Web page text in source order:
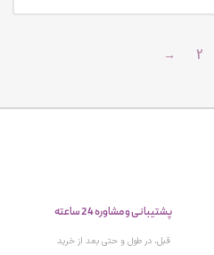
2
→
پشتیبانی و مشاوره 24 ساعته
قبل، در طول و حتی بعد از خرید